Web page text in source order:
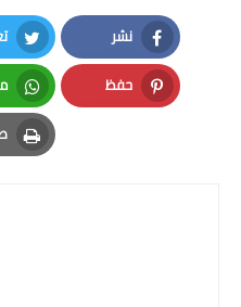
نشر
Facebook
حفظ
Pinterest